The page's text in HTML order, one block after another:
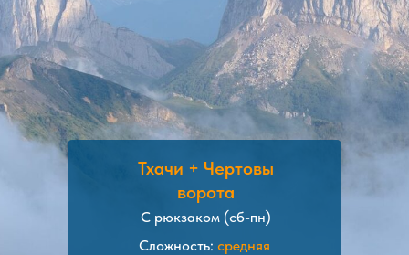
Тхачи + Чертовы
ворота
Сложность: средняя
С рюкзаком (сб-пн)